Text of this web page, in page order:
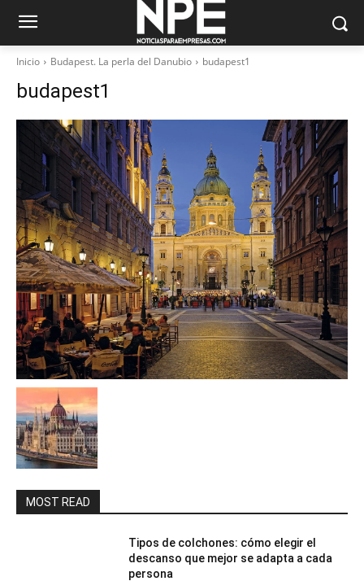
Inicio Budapest. La perla del Danubio budapest1
budapest1
MOST READ
Tipos de colchones: cómo elegir el
descanso que mejor se adapta a cada
persona